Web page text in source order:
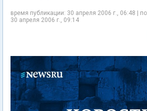
время публикации: 30 апреля 2006 г., 06:48 |
30 апреля 2006 г., 09:14